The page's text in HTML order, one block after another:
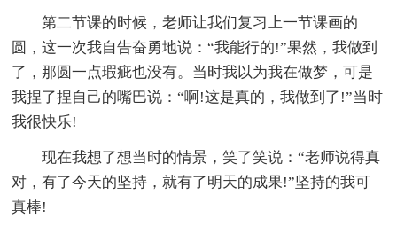
第二节课的时候，老师让我们复习上一节课画的
圆，这一次我自告奋勇地说：“我能行的!”果然，我做到
了，那圆一点瑕疵也没有。当时我以为我在做梦，可是
我捏了捏自己的嘴巴说：“啊!这是真的，我做到了!”当时
我很快乐!
现在我想了想当时的情景，笑了笑说：“老师说得真
对，有了今天的坚持，就有了明天的成果!”坚持的我可
真棒!